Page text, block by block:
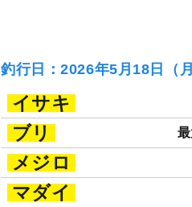
釣行日：2026年5月18日（
イサキ
ブリ
メジロ
マダイ